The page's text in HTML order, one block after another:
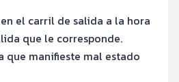
el carril de salida a la hora
que le corresponde.
que manifieste mal estado